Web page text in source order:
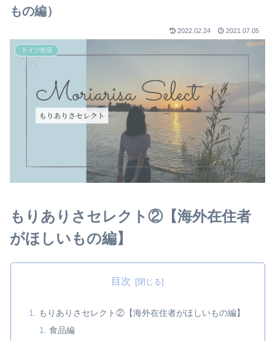
もの編）
2022.02.24 2021.07.05
ドイツ生活
もりありさセレクト②【海外在住者
がほしいもの編】
目次
もりありさセレクト②【海外在住者がほしいもの編】
食品編